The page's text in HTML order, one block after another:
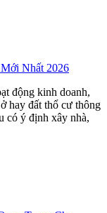
Nhất 2026
động kinh doanh,
hay đất thổ cư thông
có ý định xây nhà,